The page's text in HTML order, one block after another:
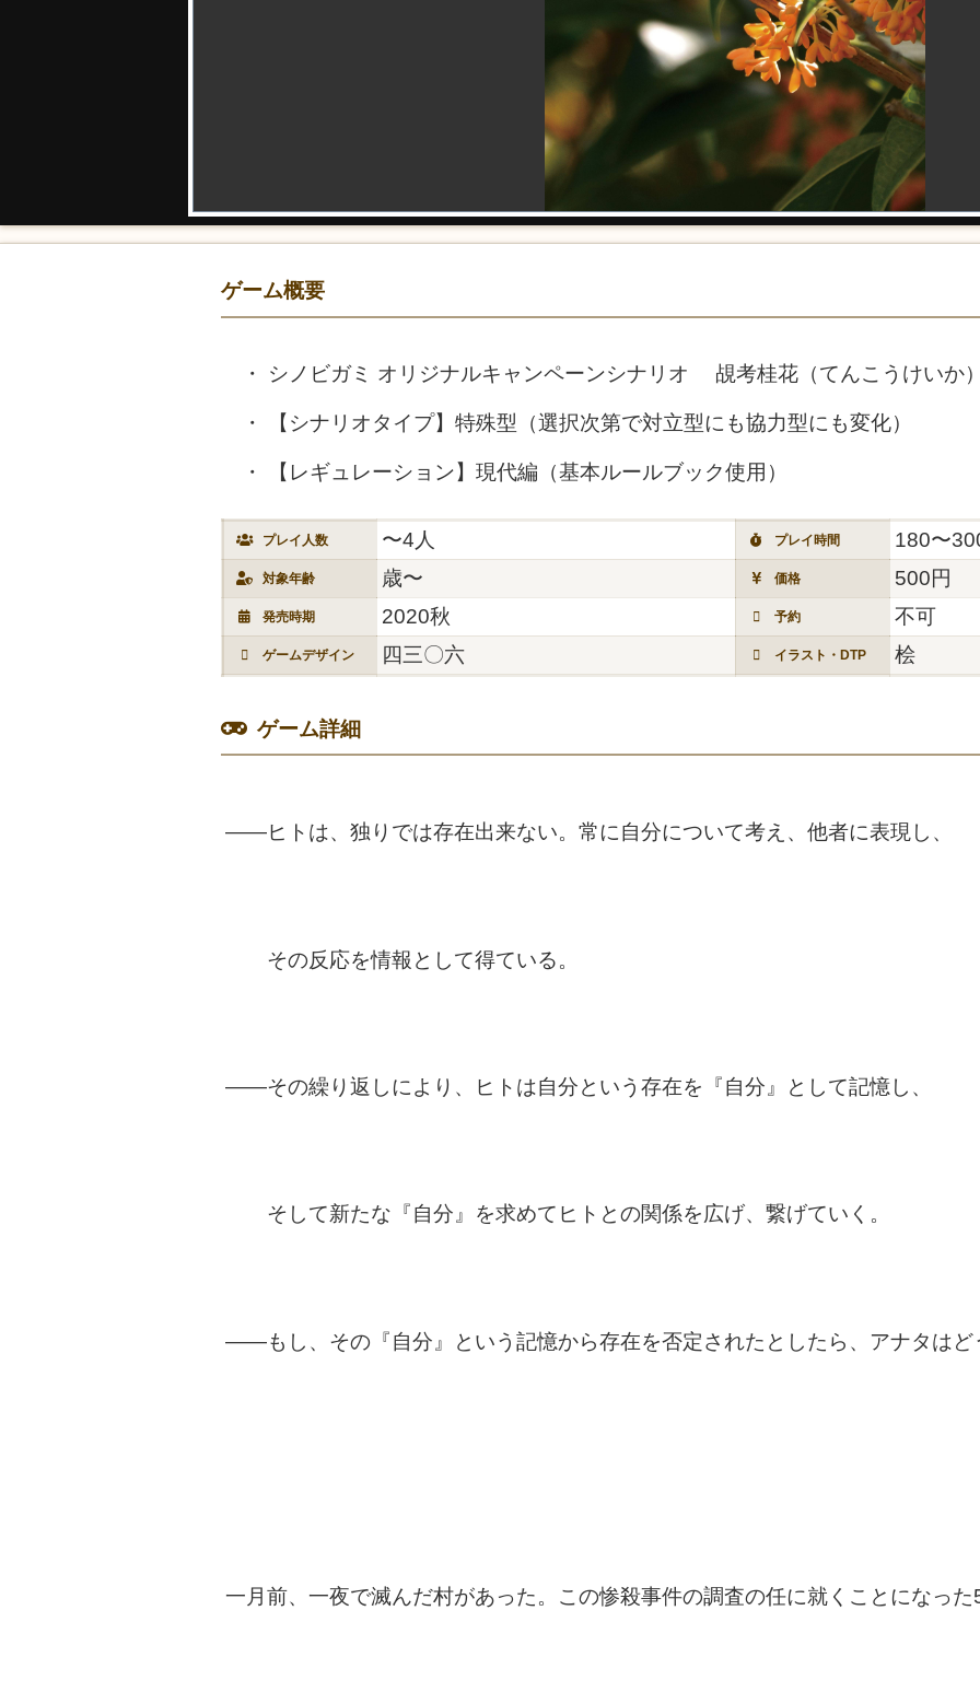
ゲーム概要
シノビガミ オリジナルキャンペーンシナリオ 覘考桂花（てんこうけいか
【シナリオタイプ】特殊型（選択次第で対立型にも協力型にも変化）
【レギュレーション】現代編（基本ルールブック使用）
プレイ人数 〜4人 プレイ時間 180〜
対象年齢 歳〜 価格 500円
発売時期 2020秋 予約 不可
ゲームデザイン 四三〇六 イラスト・DTP 桧
ゲーム詳細
――ヒトは、独りでは存在出来ない。常に自分について考え、他者に表現し、
その反応を情報として得ている。
――その繰り返しにより、ヒトは自分という存在を『自分』として記憶し、
そして新たな『自分』を求めてヒトとの関係を広げ、繋げていく。
――もし、その『自分』という記憶から存在を否定されたとしたら、アナタはど
一月前、一夜で滅んだ村があった。この惨殺事件の調査の任に就くことになっ